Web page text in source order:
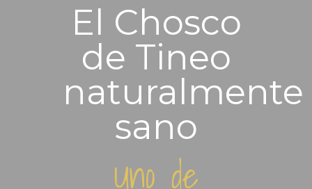
El Chosco
de Tineo
naturalmente
sano
Uno de